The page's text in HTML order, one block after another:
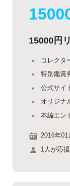
15000円
コレクタ
特別鑑賞
公式サイ
オリジナ
本編エン
2016年01
1人が応